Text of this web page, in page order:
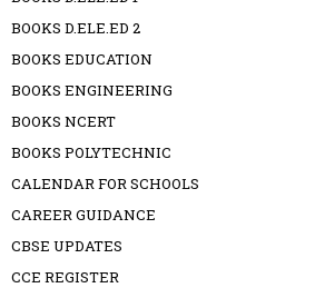
BOOKS D.ELE.ED 2
BOOKS EDUCATION
BOOKS ENGINEERING
BOOKS NCERT
BOOKS POLYTECHNIC
CALENDAR FOR SCHOOLS
CAREER GUIDANCE
CBSE UPDATES
CCE REGISTER